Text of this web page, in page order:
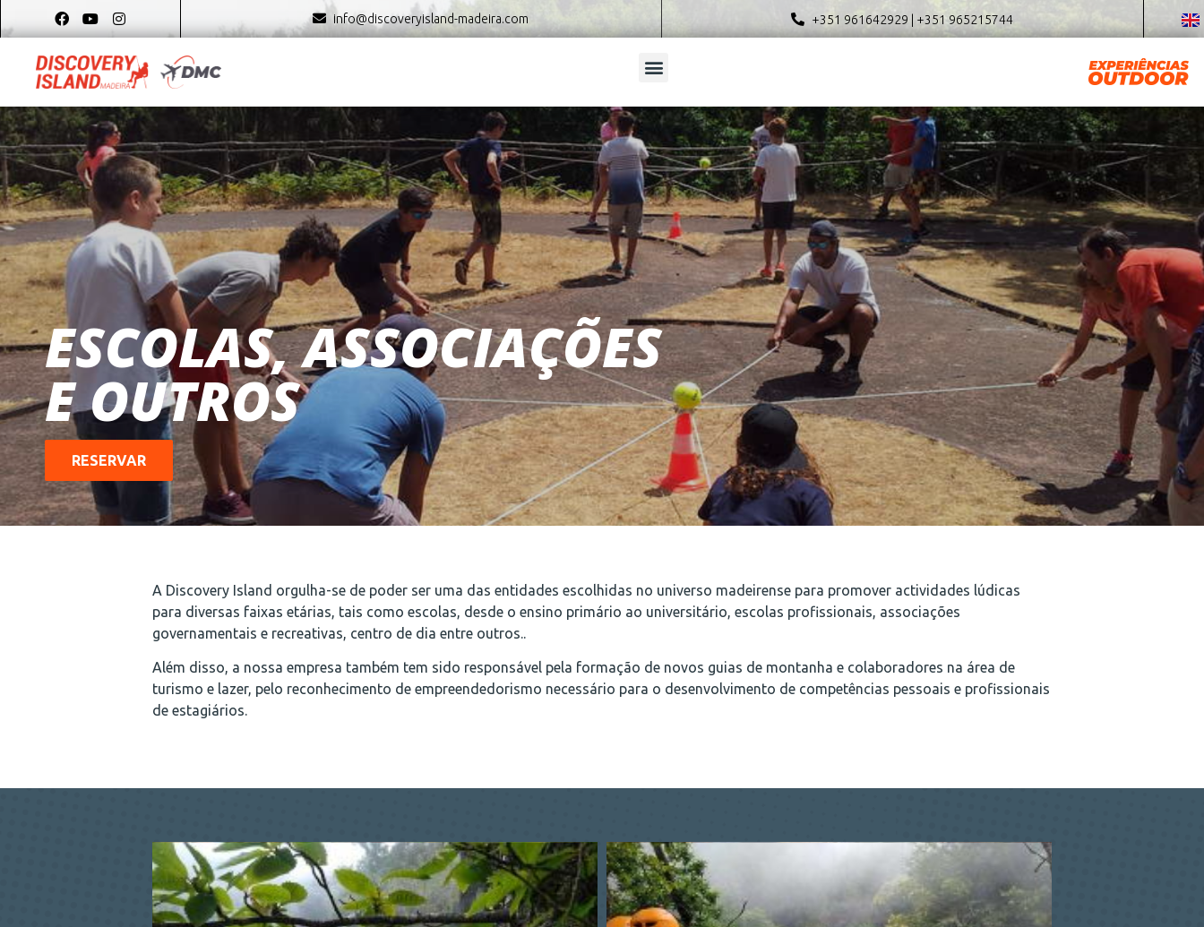
info@discoveryisland-madeira.com +351 961642929 | +351 965215744
ESCOLAS, ASSOCIAÇÕES
E OUTROS
RESERVAR
A Discovery Island orgulha-se de poder ser uma das entidades escolhidas no universo madeirense para promover actividades lúdicas
para diversas faixas etárias, tais como escolas, desde o ensino primário ao universitário, escolas profissionais, associações
governamentais e recreativas, centro de dia entre outros..
Além disso, a nossa empresa também tem sido responsável pela formação de novos guias de montanha e colaboradores na área de
turismo e lazer, pelo reconhecimento de empreendedorismo necessário para o desenvolvimento de competências pessoais e profissionais
de estagiários.